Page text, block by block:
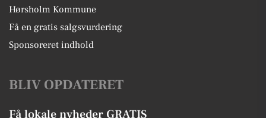
Hørsholm Kommune
Få en gratis salgsvurdering
Sponsoreret indhold
BLIV OPDATERET
Få lokale nyheder GRATIS